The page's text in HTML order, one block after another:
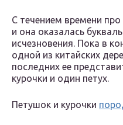
С течением времени
и она оказалась
исчезновения. Пока в
одной из китайских
последних ее
курочки и один петух.
Петушок и курочки